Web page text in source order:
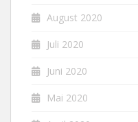
August 2020
Juli 2020
Juni 2020
Mai 2020